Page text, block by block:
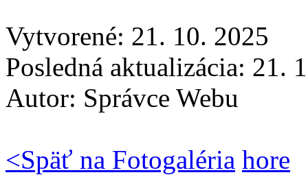
Vytvorené: 21. 10. 2025
Posledná aktualizácia: 21.
Autor: Správce Webu
<Späť na Fotogaléria hore